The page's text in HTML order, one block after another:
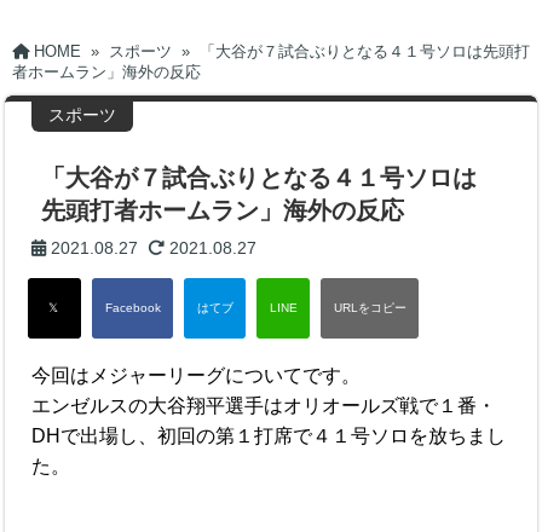
HOME » スポーツ »
「大谷が７試合ぶりとなる４１号ソロは先頭打
者ホームラン」海外の反応
スポーツ
「大谷が７試合ぶりとなる４１号ソロは
先頭打者ホームラン」海外の反応
2021.08.27 2021.08.27
今回はメジャーリーグについてです。
エンゼルスの大谷翔平選手はオリオールズ戦で１番・
DHで出場し、初回の第１打席で４１号ソロを放ちまし
た。